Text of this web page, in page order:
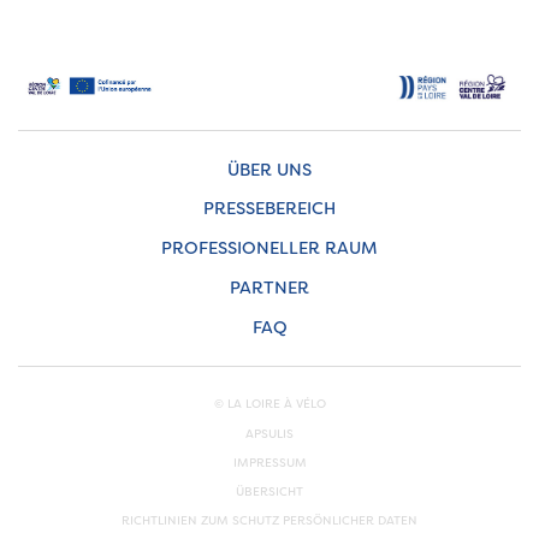
ÜBER UNS
PRESSEBEREICH
PROFESSIONELLER RAUM
PARTNER
FAQ
© LA LOIRE À VÉLO
APSULIS
IMPRESSUM
ÜBERSICHT
RICHTLINIEN ZUM SCHUTZ PERSÖNLICHER DATEN